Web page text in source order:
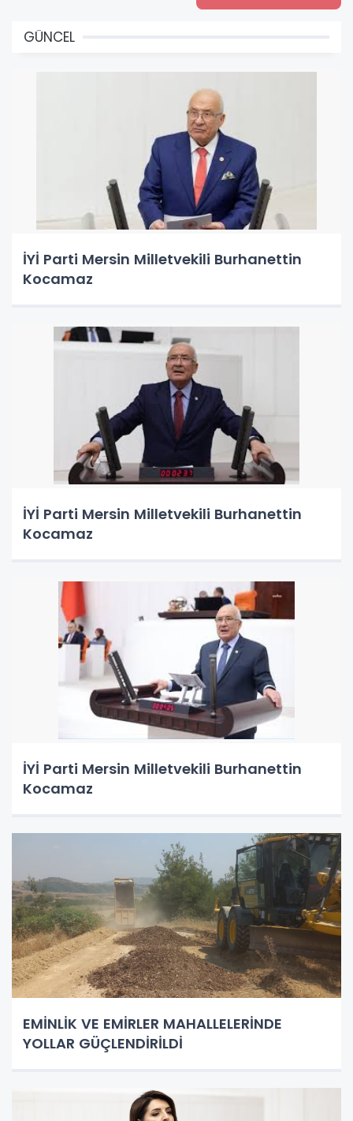
GÜNCEL
İYİ Parti Mersin Milletvekili Burhanettin
Kocamaz
İYİ Parti Mersin Milletvekili Burhanettin
Kocamaz
İYİ Parti Mersin Milletvekili Burhanettin
Kocamaz
EMİNLİK VE EMİRLER MAHALLELERİNDE
YOLLAR GÜÇLENDİRİLDİ